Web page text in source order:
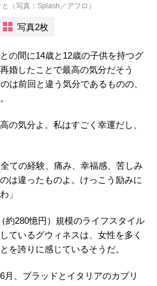
（写真：Splash／アフロ）
写真2枚
の間に14歳と12歳の子供を持つグ
婚したことで最高の気分だそう
は前回と違う気分であるものの、
の気分よ。私はすごく幸運だし、
ての経験、痛み、幸福感、苦しみ
は違ったものよ。けっこう励みに
」
約280憶円）規模のライフスタイル
ているグウィネスは、女性を多く
を誇りに感じているそうだ。
月、ブラッドとイタリアのカプリ